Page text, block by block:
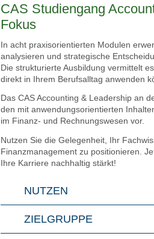
CAS Stu­di­en­gang
Fokus
In acht pra­xis­ori­en­tier­ten Modu­len
ana­ly­sie­ren und stra­te­gi­sche
Die struk­tu­rier­te Aus­bil­dung ver­mit­telt
direkt in Ihrem Berufs­all­tag anwen­den
Das CAS Accoun­ting & Lea­der­ship an
den mit anwen­dungs­ori­en­tier­ten
im Finanz- und Rech­nungs­we­sen vor.
Nut­zen Sie die Gele­gen­heit, Ihr
Finanz­ma­nage­ment zu posi­tio­nie­ren.
Ihre Kar­rie­re nach­hal­tig stärkt!
NUT­ZEN
ZIEL­GRUP­PE